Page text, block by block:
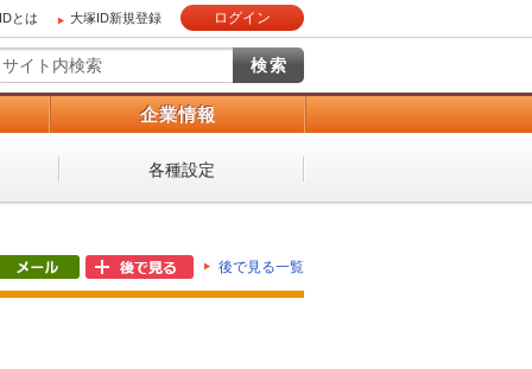
とは 大塚ID新規登録 ログイン
企業情報
各種設定
後で見る一覧